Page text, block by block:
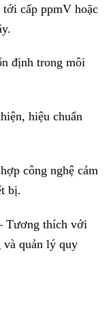
cấp ppmV hoặc
định trong môi
hiệu chuẩn
công nghệ cảm
bị.
Tương thích với
và quản lý quy